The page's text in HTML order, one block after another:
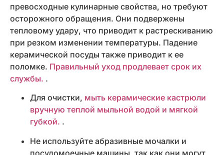
превосходные кулинарные свойства, но требуют
осторожного обращения. Они подвержены
тепловому удару, что приводит к растрескиванию
при резком изменении температуры. Падение
керамической посуды также приводит к ее
поломке. Правильный уход продлевает срок их
службы. .
Для очистки, мыть керамические кастрюли
вручную теплой мыльной водой и мягкой
губкой. .
Не используйте абразивные мочалки и
посудомоечные машины, так как они могут